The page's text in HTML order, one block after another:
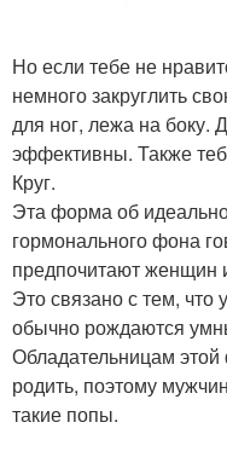
Но если тебе не
немного закруглить
для ног, лежа на боку.
эффективны. Также
Круг.
Эта форма об
гормонального фона
предпочитают женщин
Это связано с тем,
обычно рождаются
Обладательницам
родить, поэтому
такие попы.